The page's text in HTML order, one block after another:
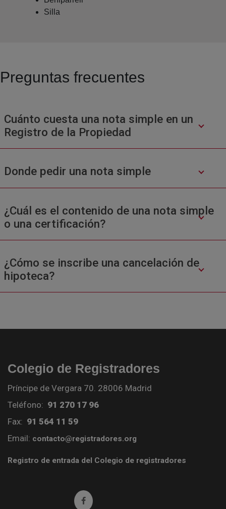
Silla
Preguntas frecuentes
Cuánto cuesta una nota simple en un
Registro de la Propiedad
Donde pedir una nota simple
¿Cuál es el contenido de una nota simple
o una certificación?
¿Cómo se inscribe una cancelación de
hipoteca?
Colegio de Registradores
Príncipe de Vergara 70. 28006 Madrid
Teléfono: 91 270 17 96
Fax: 91 564 11 59
Email: contacto@registradores.org
Registro de entrada del Colegio de registradores
Ir a facebook (abre en ventana nueva)